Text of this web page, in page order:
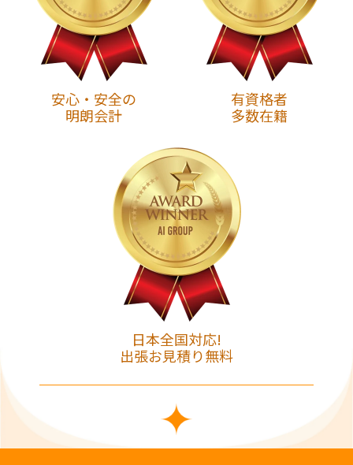
安心・安全の
明朗会計
有資格者
多数在籍
日本全国対応!
出張お見積り無料